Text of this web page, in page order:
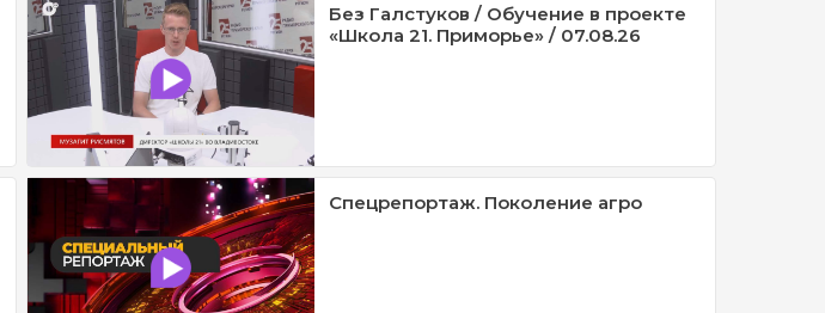
Без Галстуков / Обучение в проекте
«Школа 21. Приморье» / 07.08.26
Спецрепортаж. Поколение агро